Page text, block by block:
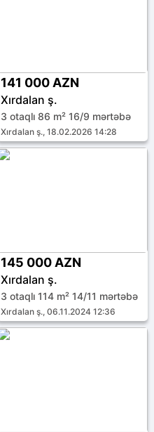
141 000 AZN
Xırdalan ş.
3 otaqlı 86 m² 16/9 mərtəbə
Xırdalan ş., 18.02.2026 14:28
145 000 AZN
Xırdalan ş.
3 otaqlı 114 m² 14/11 mərtəbə
Xırdalan ş., 06.11.2024 12:36